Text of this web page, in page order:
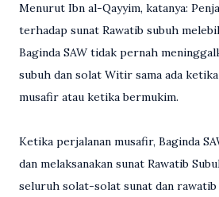
Menurut Ibn al-Qayyim, katanya:
terhadap sunat Rawatib subuh
Baginda SAW tidak pernah
subuh dan solat Witir sama ada
musafir atau ketika bermukim.
Ketika perjalanan musafir, Baginda
dan melaksanakan sunat Rawatib
seluruh solat-solat sunat dan rawatib